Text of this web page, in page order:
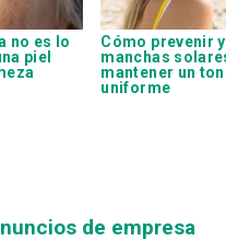
no es lo
piel
Cómo prevenir
manchas
mantener un
uniforme
de empresa